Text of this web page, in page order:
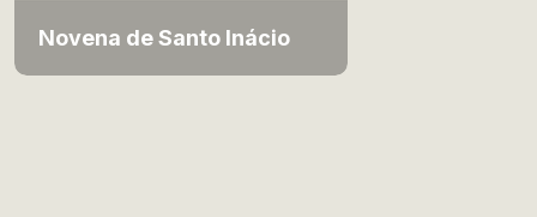
Novena de Santo Inácio